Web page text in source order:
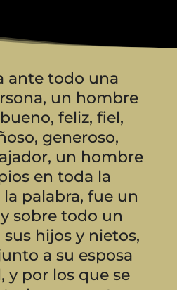
ante todo una
un hombre
feliz, fiel,
generoso,
un hombre
en toda la
palabra, fue un
sobre todo un
hijos y nietos,
a su esposa
y por los que se